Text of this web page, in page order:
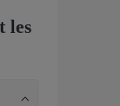
les